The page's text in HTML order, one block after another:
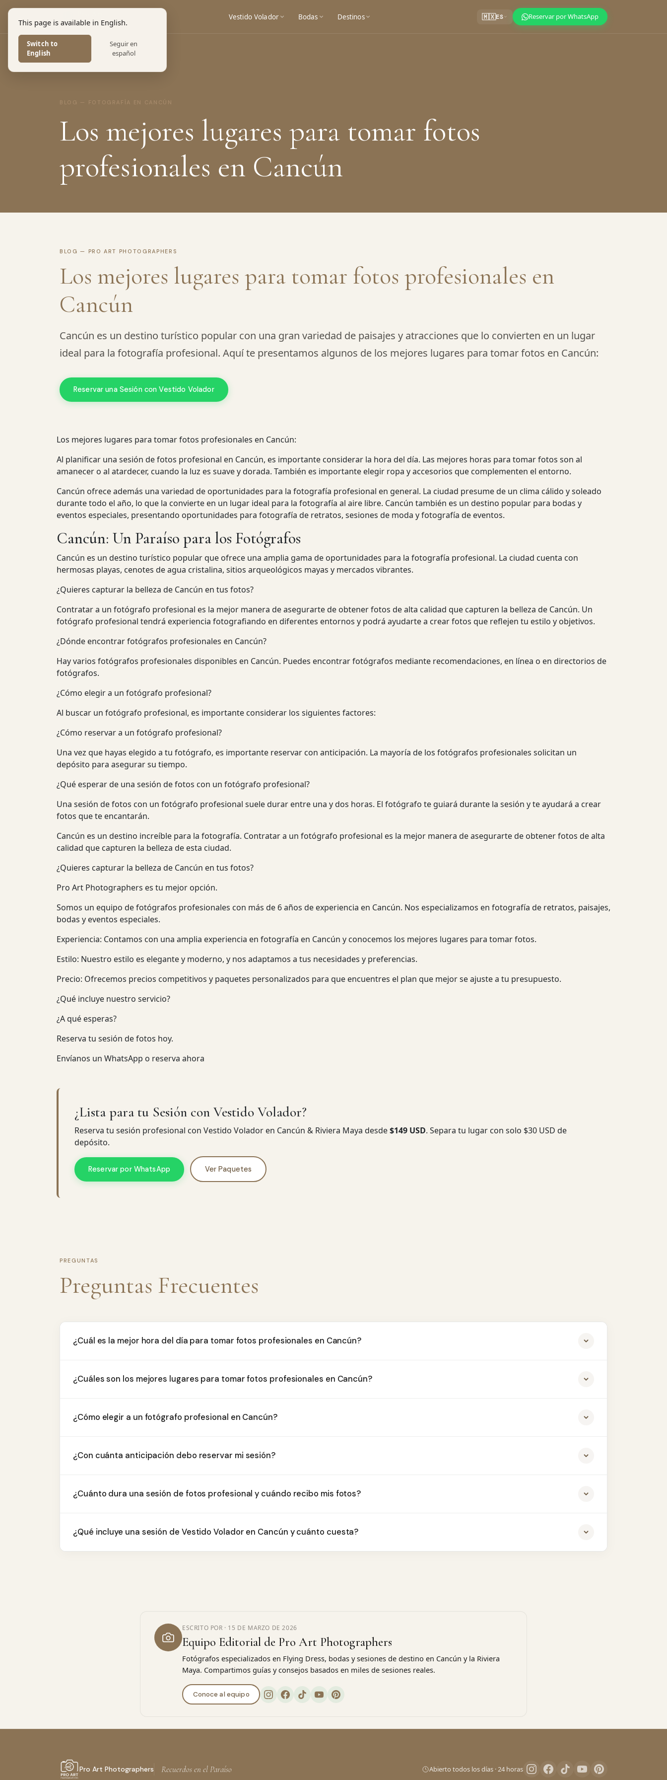
This page is available in English.
Switch to
English
Seguir en
español
PHOTOGRAPHERS
Vestido Volador Bodas Destinos 🇲🇽ES Reservar por WhatsApp
BLOG — FOTOGRAFÍA EN CANCÚN
Los mejores lugares para tomar fotos
profesionales en Cancún
BLOG — PRO ART PHOTOGRAPHERS
Los mejores lugares para tomar fotos profesionales en
Cancún
Cancún es un destino turístico popular con una gran variedad de paisajes y atracciones que lo convierten en un lugar
ideal para la fotografía profesional. Aquí te presentamos algunos de los mejores lugares para tomar fotos en Cancún:
Reservar una Sesión con Vestido Volador
Los mejores lugares para tomar fotos profesionales en Cancún:
Al planificar una sesión de fotos profesional en Cancún, es importante considerar la hora del día. Las mejores horas para tomar fotos son al
amanecer o al atardecer, cuando la luz es suave y dorada. También es importante elegir ropa y accesorios que complementen el entorno.
Cancún ofrece además una variedad de oportunidades para la fotografía profesional en general. La ciudad presume de un clima cálido y soleado
durante todo el año, lo que la convierte en un lugar ideal para la fotografía al aire libre. Cancún también es un destino popular para bodas y
eventos especiales, presentando oportunidades para fotografía de retratos, sesiones de moda y fotografía de eventos.
Cancún: Un Paraíso para los Fotógrafos
Cancún es un destino turístico popular que ofrece una amplia gama de oportunidades para la fotografía profesional. La ciudad cuenta con
hermosas playas, cenotes de agua cristalina, sitios arqueológicos mayas y mercados vibrantes.
¿Quieres capturar la belleza de Cancún en tus fotos?
Contratar a un fotógrafo profesional es la mejor manera de asegurarte de obtener fotos de alta calidad que capturen la belleza de Cancún. Un
fotógrafo profesional tendrá experiencia fotografiando en diferentes entornos y podrá ayudarte a crear fotos que reflejen tu estilo y objetivos.
¿Dónde encontrar fotógrafos profesionales en Cancún?
Hay varios fotógrafos profesionales disponibles en Cancún. Puedes encontrar fotógrafos mediante recomendaciones, en línea o en directorios de
fotógrafos.
¿Cómo elegir a un fotógrafo profesional?
Al buscar un fotógrafo profesional, es importante considerar los siguientes factores:
¿Cómo reservar a un fotógrafo profesional?
Una vez que hayas elegido a tu fotógrafo, es importante reservar con anticipación. La mayoría de los fotógrafos profesionales solicitan un
depósito para asegurar su tiempo.
¿Qué esperar de una sesión de fotos con un fotógrafo profesional?
Una sesión de fotos con un fotógrafo profesional suele durar entre una y dos horas. El fotógrafo te guiará durante la sesión y te ayudará a crear
fotos que te encantarán.
Cancún es un destino increíble para la fotografía. Contratar a un fotógrafo profesional es la mejor manera de asegurarte de obtener fotos de alta
calidad que capturen la belleza de esta ciudad.
¿Quieres capturar la belleza de Cancún en tus fotos?
Pro Art Photographers es tu mejor opción.
Somos un equipo de fotógrafos profesionales con más de 6 años de experiencia en Cancún. Nos especializamos en fotografía de retratos, paisajes,
bodas y eventos especiales.
Experiencia: Contamos con una amplia experiencia en fotografía en Cancún y conocemos los mejores lugares para tomar fotos.
Estilo: Nuestro estilo es elegante y moderno, y nos adaptamos a tus necesidades y preferencias.
Precio: Ofrecemos precios competitivos y paquetes personalizados para que encuentres el plan que mejor se ajuste a tu presupuesto.
¿Qué incluye nuestro servicio?
¿A qué esperas?
Reserva tu sesión de fotos hoy.
Envíanos un WhatsApp o reserva ahora
¿Lista para tu Sesión con Vestido Volador?
Reserva tu sesión profesional con Vestido Volador en Cancún & Riviera Maya desde$149 USD. Separa tu lugar con solo $30 USD de
depósito.
Reservar por WhatsApp Ver Paquetes
PREGUNTAS
Preguntas Frecuentes
¿Cuál es la mejor hora del día para tomar fotos profesionales en Cancún?
¿Cuáles son los mejores lugares para tomar fotos profesionales en Cancún?
¿Cómo elegir a un fotógrafo profesional en Cancún?
¿Con cuánta anticipación debo reservar mi sesión?
¿Cuánto dura una sesión de fotos profesional y cuándo recibo mis fotos?
¿Qué incluye una sesión de Vestido Volador en Cancún y cuánto cuesta?
ESCRITO POR · 15 DE MARZO DE 2026
Equipo Editorial de Pro Art Photographers
Fotógrafos especializados en Flying Dress, bodas y sesiones de destino en Cancún y la Riviera
Maya. Compartimos guías y consejos basados en miles de sesiones reales.
Conoce al equipo
Pro Art Photographers Recuerdos en el Paraíso Abierto todos los días · 24 horas